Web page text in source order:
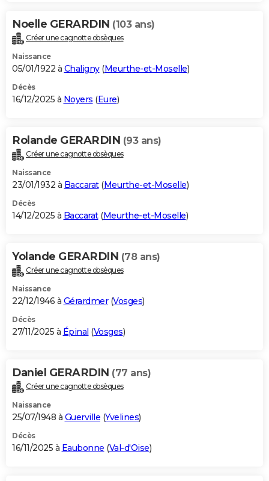
Noelle GERARDIN (103 ans)
Créer une cagnotte obsèques
Naissance
05/01/1922 à Chaligny(Meurthe-et-Moselle)
Décès
16/12/2025 à Noyers (Eure)
Rolande GERARDIN (93 ans)
Créer une cagnotte obsèques
Naissance
23/01/1932 à Baccarat(Meurthe-et-Moselle)
Décès
14/12/2025 à Baccarat(Meurthe-et-Moselle)
Yolande GERARDIN (78 ans)
Créer une cagnotte obsèques
Naissance
22/12/1946 à Gérardmer(Vosges)
Décès
27/11/2025 à Épinal (Vosges)
Daniel GERARDIN (77 ans)
Créer une cagnotte obsèques
Naissance
25/07/1948 à Guerville (Yvelines)
Décès
16/11/2025 à Eaubonne (Val-d'Oise)